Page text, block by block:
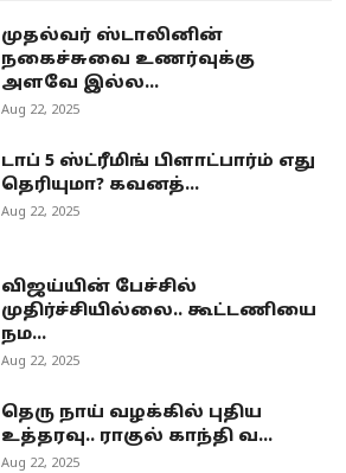
முதல்வர் ஸ்டாலினின்
நகைச்சுவை உணர்வுக்கு
அளவே இல்ல...
Aug 22, 2025
டாப் 5 ஸ்ட்ரீமிங் பிளாட்பார்ம் எது
தெரியுமா? கவனத்...
Aug 22, 2025
விஜய்யின் பேச்சில்
முதிர்ச்சியில்லை.. கூட்டணியை
நம...
Aug 22, 2025
தெரு நாய் வழக்கில் புதிய
உத்தரவு.. ராகுல் காந்தி வ...
Aug 22, 2025